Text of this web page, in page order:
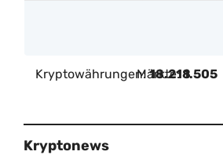
Kryptowährungen:18.218
Märkte:1.505
Kryptonews